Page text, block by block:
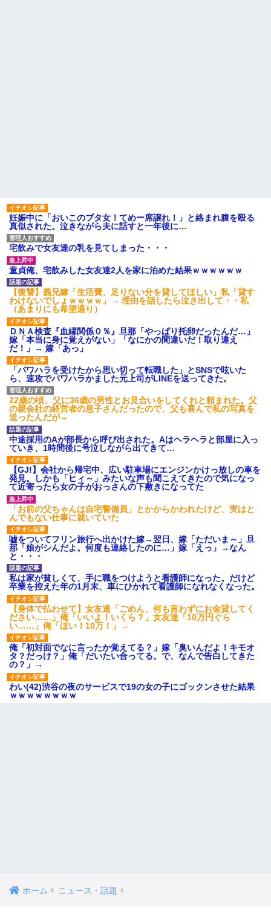
妊娠中に「おいこのブタ女！てめー席譲れ！」と絡まれ腹を殴る
真似された。泣きながら夫に話すと一年後に…
宅飲みで女友達の乳を見てしまった・・・
童貞俺、宅飲みした女友達2人を家に泊めた結果ｗｗｗｗｗｗ
【復讐】義兄嫁「生活費、足りない分を貸してほしい」私「貸す
わけないでしょｗｗｗｗ」→ 理由を話したら泣き出して・・私
（あまりにも希望通り）
ＤＮＡ検査『血縁関係０％』旦那「やっぱり托卵だったんだ…」
嫁「本当に身に覚えがない」「なにかの間違いだ！取り違え
だ！」→ 嫁「あっ」
「パワハラを受けたから思い切って転職した」とSNSで呟いた
ら、速攻でパワハラかました元上司がLINEを送ってきた。
22歳の頃、父に36歳の男性とお見合いをしてくれと頼まれた。父
の親会社の経営者の息子さんだったので、父も喜んで私の写真を
送ったんだが→
中途採用のAが部長から呼び出された。Aはヘラヘラと部屋に入っ
ていき、1時間後に号泣しながら出てきて…
【GJ!】会社から帰宅中、広い駐車場にエンジンかけっ放しの車を
発見。しかも「ヒィ～」みたいな声も聞こえてきたので気になっ
て近寄ったら女の子がおっさんの下敷きになってた
「お前の父ちゃんは自宅警備員」とかからかわれたけど、実はと
んでもない仕事に就いていた
嘘をついてフリン旅行へ出かけた嫁→翌日、嫁「ただいま～」旦
那「娘がシんだよ。何度も連絡したのに…」嫁「えっ」→なん
と・・・
私は家が貧しくて、手に職をつけようと看護師になった。だけど
卒業を控えた年の1月末、車にひかれて看護師になれなくなった。
【身体で払わせて】女友達「ごめん、何も言わずにお金貸してく
ださい……」俺「いいよ！いくら？」女友達「10万円ぐら
い……」俺「ほい！10万！」→
俺「初対面でなに言ったか覚えてる？」嫁「臭いんだよ！キモオ
タ？だっけ？」俺「だいたい合ってる。で、なんで告白してきた
の？」→
わい(42)渋谷の夜のサービスで19の女の子にゴックンさせた結果
ｗｗｗｗｗｗｗｗ
ホーム ニュース・話題